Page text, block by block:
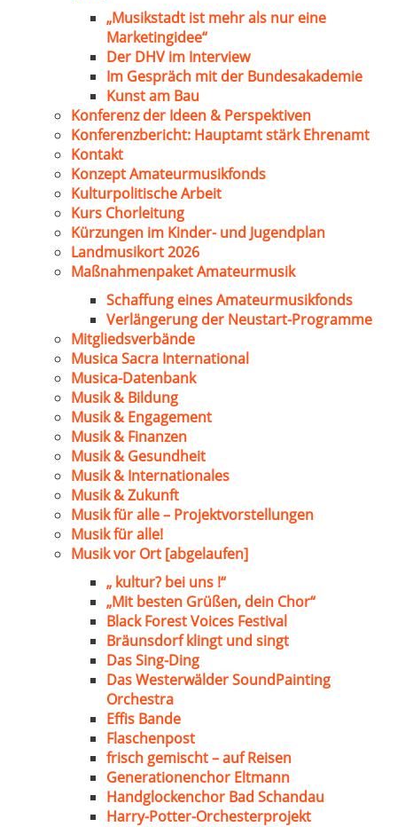
„Musikstadt ist mehr als nur eine
Marketingidee“
Der DHV im Interview
Im Gespräch mit der Bundesakademie
Kunst am Bau
Konferenz der Ideen & Perspektiven
Konferenzbericht: Hauptamt stärk Ehrenamt
Kontakt
Konzept Amateurmusikfonds
Kulturpolitische Arbeit
Kurs Chorleitung
Kürzungen im Kinder- und Jugendplan
Landmusikort 2026
Maßnahmenpaket Amateurmusik
Schaffung eines Amateurmusikfonds
Verlängerung der Neustart-Programme
Mitgliedsverbände
Musica Sacra International
Musica-Datenbank
Musik & Bildung
Musik & Engagement
Musik & Finanzen
Musik & Gesundheit
Musik & Internationales
Musik & Zukunft
Musik für alle – Projektvorstellungen
Musik für alle!
Musik vor Ort [abgelaufen]
„ kultur? bei uns !“
„Mit besten Grüßen, dein Chor“
Black Forest Voices Festival
Bräunsdorf klingt und singt
Das Sing-Ding
Das Westerwälder SoundPainting
Orchestra
Effis Bande
Flaschenpost
frisch gemischt – auf Reisen
Generationenchor Eltmann
Handglockenchor Bad Schandau
Harry-Potter-Orchesterprojekt